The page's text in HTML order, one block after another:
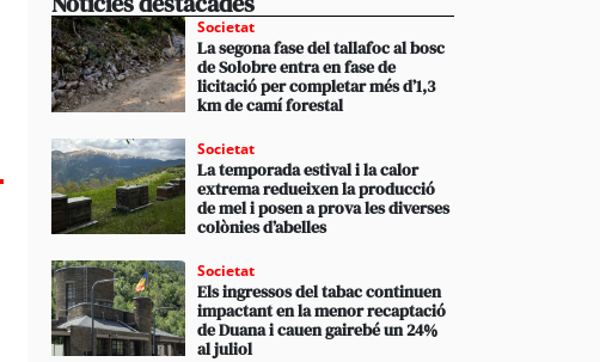
Societat
La segona fase del tallafoc al bosc
de Solobre entra en fase de
licitació per completar més d’1,3
km de camí forestal
Societat
La temporada estival i la calor
extrema redueixen la producció
de mel i posen a prova les diverses
colònies d’abelles
Societat
Els ingressos del tabac continuen
impactant en la menor recaptació
de Duana i cauen gairebé un 24%
al juliol